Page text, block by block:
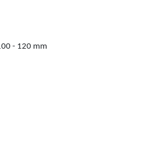
- 120 mm